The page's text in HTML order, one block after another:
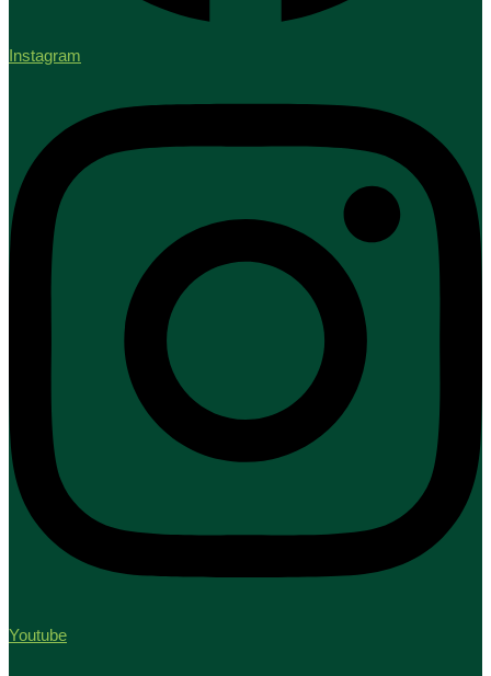
Instagram
Youtube